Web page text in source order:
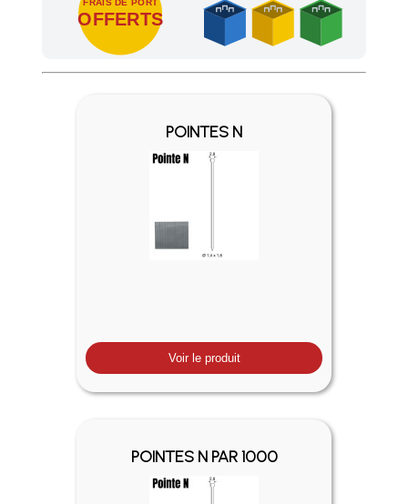
FRAIS DE PORT
OFFERTS
Profitez des Frais de port offerts en France
POINTES N
Voir le produit
POINTES N PAR 1000